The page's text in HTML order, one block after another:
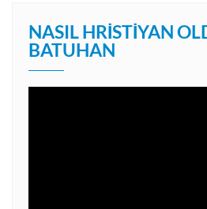
NASIL HRISTIYAN
BATUHAN